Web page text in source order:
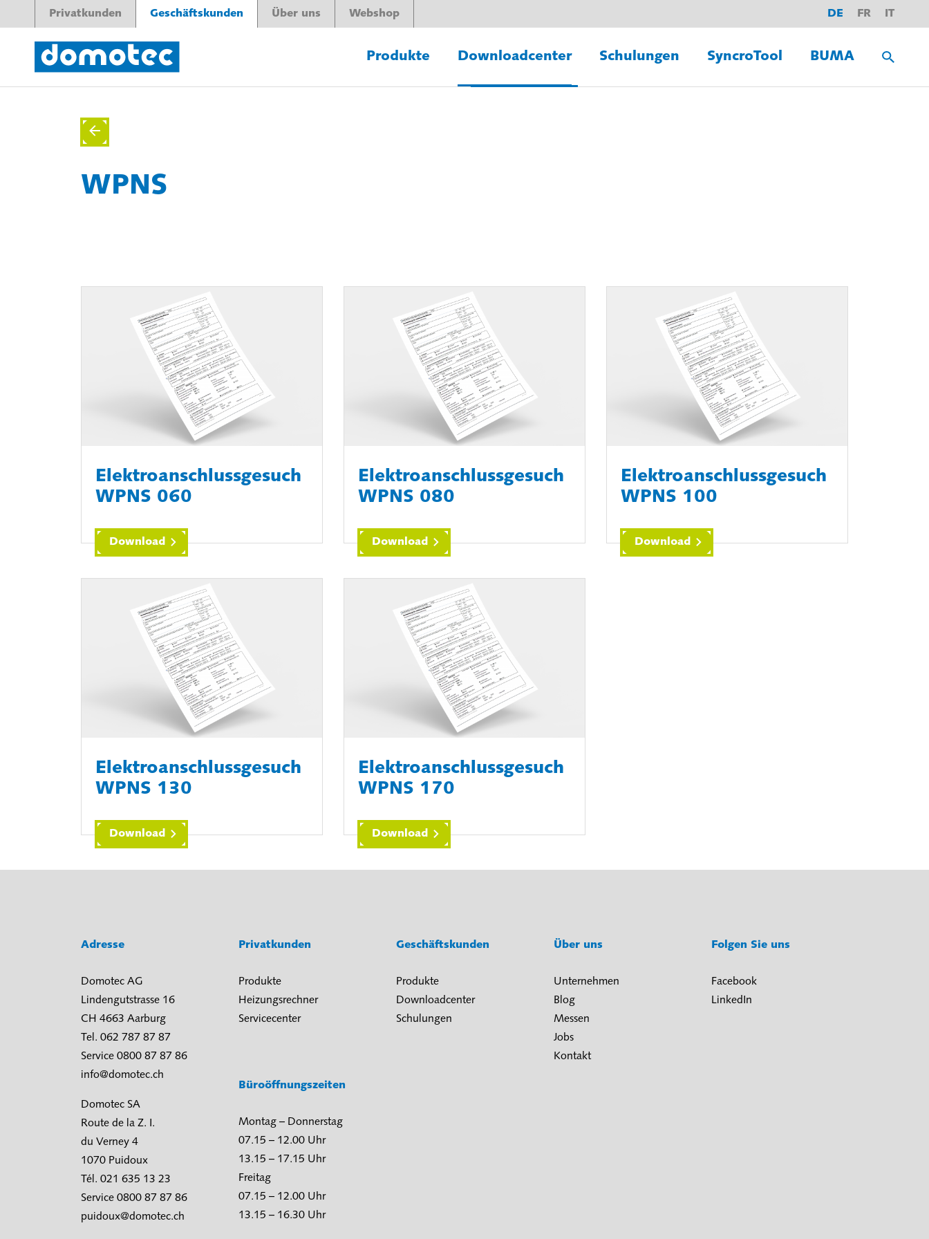
Privatkunden Geschäftskunden Über uns Webshop DE FR IT
Produkte Downloadcenter Schulungen SyncroTool BUMA
WPNS
Elektroanschlussgesuch
WPNS 060
Download
Elektroanschlussgesuch
WPNS 080
Download
Elektroanschlussgesuch
WPNS 100
Download
Elektroanschlussgesuch
WPNS 130
Download
Elektroanschlussgesuch
WPNS 170
Download
Adresse
Domotec AG
Lindengutstrasse 16
CH 4663 Aarburg
Tel. 062 787 87 87
Service 0800 87 87 86
info@domotec.ch
Domotec SA
Route de la Z. I.
du Verney 4
1070 Puidoux
Tél. 021 635 13 23
Service 0800 87 87 86
puidoux@domotec.ch
Privatkunden
Produkte
Heizungsrechner
Servicecenter
Büroöffnungszeiten
Montag – Donnerstag
07.15 – 12.00 Uhr
13.15 – 17.15 Uhr
Freitag
07.15 – 12.00 Uhr
13.15 – 16.30 Uhr
Geschäftskunden
Produkte
Downloadcenter
Schulungen
Über uns
Unternehmen
Blog
Messen
Jobs
Kontakt
Folgen Sie uns
Facebook
LinkedIn